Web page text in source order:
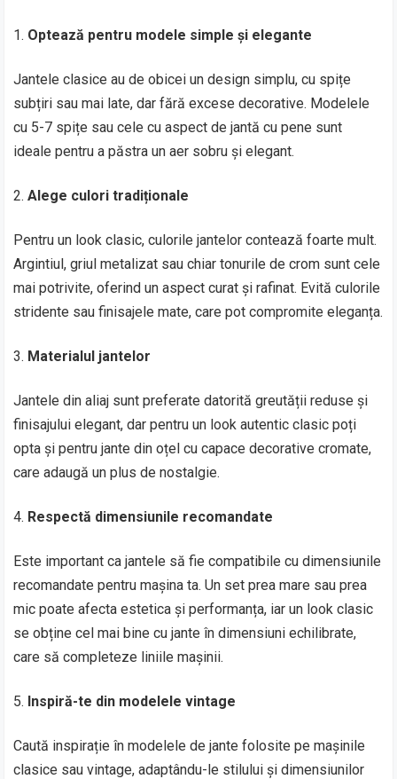
Optează pentru modele simple și elegante
Jantele clasice au de obicei un design simplu, cu spițe
subțiri sau mai late, dar fără excese decorative. Modelele
cu 5-7 spițe sau cele cu aspect de jantă cu pene sunt
ideale pentru a păstra un aer sobru și elegant.
Alege culori tradiționale
Pentru un look clasic, culorile jantelor contează foarte mult.
Argintiul, griul metalizat sau chiar tonurile de crom sunt cele
mai potrivite, oferind un aspect curat și rafinat. Evită culorile
stridente sau finisajele mate, care pot compromite eleganța.
Materialul jantelor
Jantele din aliaj sunt preferate datorită greutății reduse și
finisajului elegant, dar pentru un look autentic clasic poți
opta și pentru jante din oțel cu capace decorative cromate,
care adaugă un plus de nostalgie.
Respectă dimensiunile recomandate
Este important ca jantele să fie compatibile cu dimensiunile
recomandate pentru mașina ta. Un set prea mare sau prea
mic poate afecta estetica și performanța, iar un look clasic
se obține cel mai bine cu jante în dimensiuni echilibrate,
care să completeze liniile mașinii.
Inspiră-te din modelele vintage
Caută inspirație în modelele de jante folosite pe mașinile
clasice sau vintage, adaptându-le stilului și dimensiunilor